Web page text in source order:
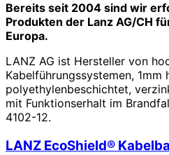
Bereits seit 2004 sind wir
Produkten der Lanz AG/CH
Europa.
LANZ AG ist Hersteller von
Kabelführungssystemen, 1mm
polyethylenbeschichtet,
mit Funktionserhalt im
4102-12.
LANZ EcoShield®